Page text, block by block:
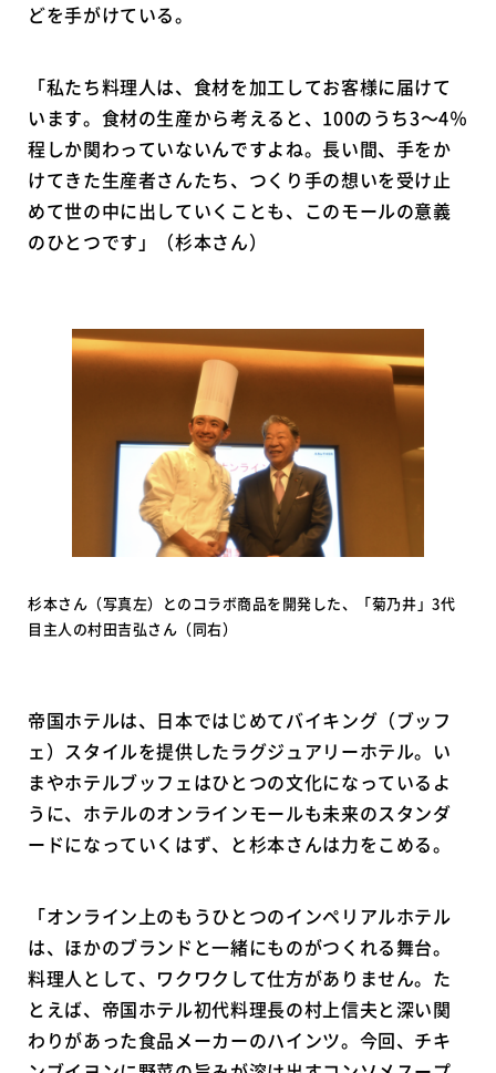
どを手がけている。
「私たち料理人は、食材を加工してお客様に届けて
います。食材の生産から考えると、100のうち3〜4％
程しか関わっていないんですよね。長い間、手をか
けてきた生産者さんたち、つくり手の想いを受け止
めて世の中に出していくことも、このモールの意義
のひとつです」（杉本さん）
杉本さん（写真左）とのコラボ商品を開発した、「菊乃井」3代
目主人の村田吉弘さん（同右）
帝国ホテルは、日本ではじめてバイキング（ブッフ
ェ）スタイルを提供したラグジュアリーホテル。い
まやホテルブッフェはひとつの文化になっているよ
うに、ホテルのオンラインモールも未来のスタンダ
ードになっていくはず、と杉本さんは力をこめる。
「オンライン上のもうひとつのインペリアルホテル
は、ほかのブランドと一緒にものがつくれる舞台。
料理人として、ワクワクして仕方がありません。た
とえば、帝国ホテル初代料理長の村上信夫と深い関
わりがあった食品メーカーのハインツ。今回、チキ